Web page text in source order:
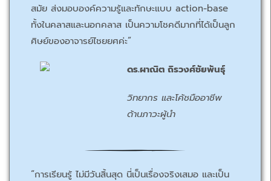
สมัย ส่งมอบองค์ความรู้และทักษะแบบ action-base
ทั้งในคลาสและนอกคลาส เป็นความโชคดีมากที่ได้เป็นลูก
ศิษย์ของอาจารย์ไชยยศค่ะ”
ดร.ผาณิต ถิรวงศ์ชัยพันธุ์
วิทยากร และโค้ชมืออาชีพ
ด้านภาวะผู้นำ
“การเรียนรู้ ไม่มีวันสิ้นสุด นี่เป็นเรื่องจริงเสมอ และเป็น